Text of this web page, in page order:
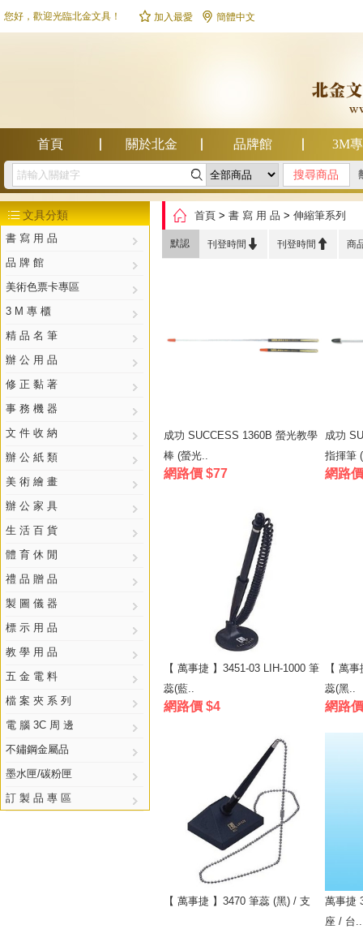
您好，歡迎光臨北金文具！  加入最愛  簡體中文
首頁 關於北金 品牌館 3M
幫助中心 
文具分類
書 寫 用 品
品 牌 館
美術色票卡專區
3 M 專 櫃
精 品 名 筆
辦 公 用 品
修 正 黏 著
事 務 機 器
文 件 收 納
辦 公 紙 類
美 術 繪 畫
辦 公 家 具
生 活 百 貨
體 育 休 閒
禮 品 贈 品
製 圖 儀 器
標 示 用 品
教 學 用 品
五 金 電 料
檔 案 夾 系 列
電 腦 3C 周 邊
不鏽鋼金屬品
墨水匣/碳粉匣
訂 製 品 專 區
 首頁 > 書 寫 用 品 > 伸縮筆系列
默認 刊登時間  刊登時間  商
成功 SUCCESS 1360B 螢光教學
棒 (螢光..
網路價 $77
成功
指揮筆
網路
【 萬事捷 】3451-03 LIH-1000 筆
蕊(藍..
網路價 $4
【 萬
蕊(黑..
網路
【 萬事捷 】3470 筆蕊 (黑) / 支
萬事捷
座 / 台..